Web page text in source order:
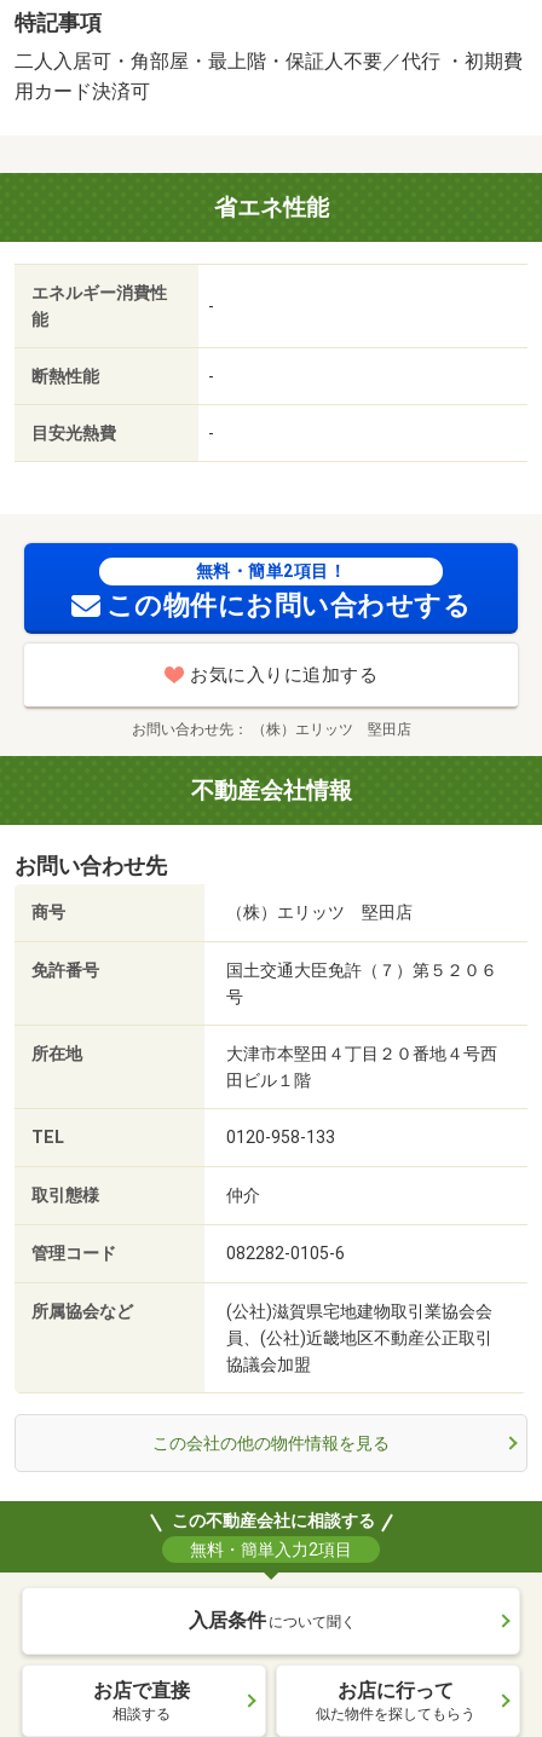
単身物件です。室内家具が付いていますので、お荷物一つ
でラクラクお引っ越しが可能・バイク置場：なし・駐輪
場：有/鍵交換費用 16500円/ﾊｳｽｸﾘｰﾆﾝｸﾞ 52250円
特記事項
二人入居可・角部屋・最上階・保証人不要／代行 ・初期費
用カード決済可
省エネ性能
エネルギー消費性
能
-
断熱性能 -
目安光熱費 -
無料・簡単2項目！
この物件にお問い合わせする
お気に入りに追加する
お問い合わせ先 （株）エリッツ 堅田店
不動産会社情報
お問い合わせ先
商号 （株）エリッツ 堅田店
免許番号
国土交通大臣免許（７）第５２０６
号
所在地
大津市本堅田４丁目２０番地４号西
田ビル１階
TEL 0120-958-133
取引態様 仲介
管理コード 082282-0105-6
所属協会など
(公社)滋賀県宅地建物取引業協会会
員、(公社)近畿地区不動産公正取引
協議会加盟
この会社の他の物件情報を見る
この不動産会社に相談する
無料・簡単入力2項目
入居条件 について聞く
お店で直接
相談する
お店に行って
似た物件を探してもらう